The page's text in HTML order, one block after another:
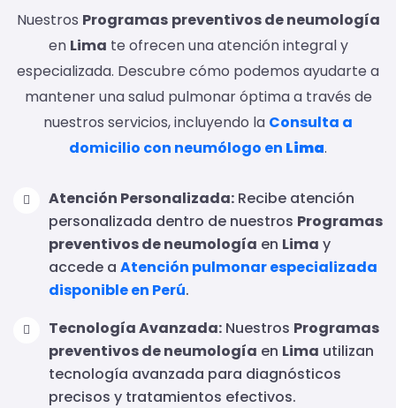
Nuestros Programas preventivos de neumología
en Lima te ofrecen una atención integral y
especializada. Descubre cómo podemos ayudarte a
mantener una salud pulmonar óptima a través de
nuestros servicios, incluyendo la Consulta a
domicilio con neumólogo en Lima.
Atención Personalizada: Recibe atención
personalizada dentro de nuestros Programas
preventivos de neumología en Lima y
accede a Atención pulmonar especializada
disponible en Perú.
Tecnología Avanzada: Nuestros Programas
preventivos de neumología en Lima utilizan
tecnología avanzada para diagnósticos
precisos y tratamientos efectivos.